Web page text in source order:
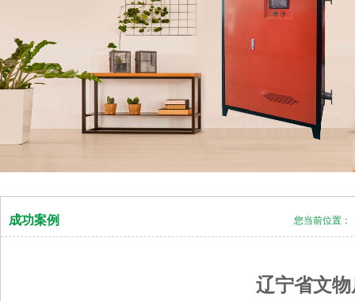
成功案例 您当前位置：
辽宁省文